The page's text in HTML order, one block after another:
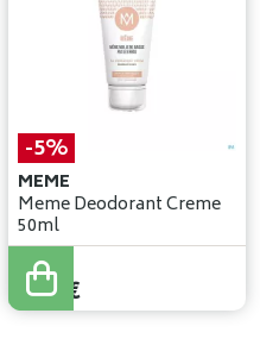
-5%
MEME
Meme Deodorant Creme
50ml
9,11€
8,65 €